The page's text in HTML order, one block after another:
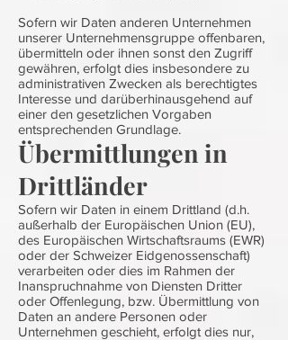
Sofern wir Daten anderen Unternehmen
unserer Unternehmensgruppe offenbaren,
übermitteln oder ihnen sonst den Zugriff
gewähren, erfolgt dies insbesondere zu
administrativen Zwecken als berechtigtes
Interesse und darüberhinausgehend auf
einer den gesetzlichen Vorgaben
entsprechenden Grundlage.
Übermittlungen in
Drittländer
Sofern wir Daten in einem Drittland (d.h.
außerhalb der Europäischen Union (EU),
des Europäischen Wirtschaftsraums (EWR)
oder der Schweizer Eidgenossenschaft)
verarbeiten oder dies im Rahmen der
Inanspruchnahme von Diensten Dritter
oder Offenlegung, bzw. Übermittlung von
Daten an andere Personen oder
Unternehmen geschieht, erfolgt dies nur,